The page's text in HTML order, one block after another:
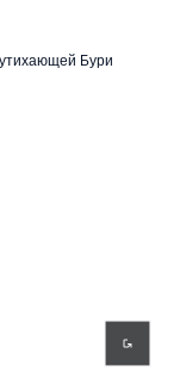
Бури